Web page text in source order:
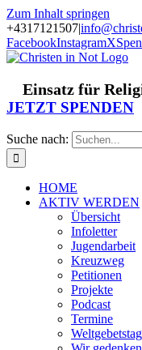
Zum Inhalt springen
+4317121507|
FacebookInstagramX
Einsatz für
JETZT SPENDEN
Suche nach:
HOME
AKTIV WERDEN
Übersicht
Infoletter
Jugendarbeit
Kreuzweg
Petitionen
Projekte
Podcast
Termine
Weltgebetstag